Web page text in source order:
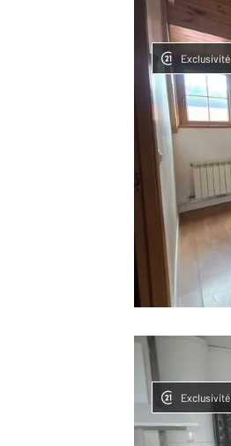
Exclusivité
Exclusivité